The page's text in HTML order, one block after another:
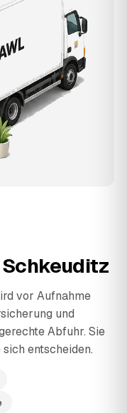
Schkeuditz
vor Aufnahme
und
Abfuhr. Sie
entscheiden.